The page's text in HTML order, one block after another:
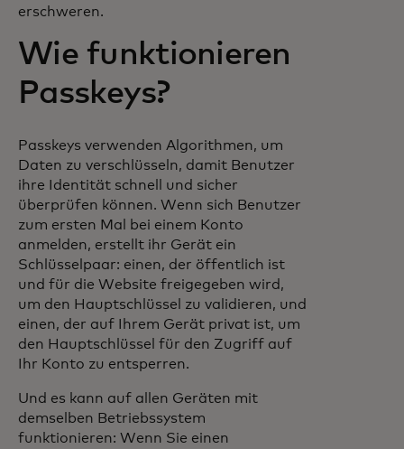
erschweren.
Wie funktionieren
Passkeys?
Passkeys verwenden Algorithmen, um
Daten zu verschlüsseln, damit Benutzer
ihre Identität schnell und sicher
überprüfen können. Wenn sich Benutzer
zum ersten Mal bei einem Konto
anmelden, erstellt ihr Gerät ein
Schlüsselpaar: einen, der öffentlich ist
und für die Website freigegeben wird,
um den Hauptschlüssel zu validieren, und
einen, der auf Ihrem Gerät privat ist, um
den Hauptschlüssel für den Zugriff auf
Ihr Konto zu entsperren.
Und es kann auf allen Geräten mit
demselben Betriebssystem
funktionieren: Wenn Sie einen